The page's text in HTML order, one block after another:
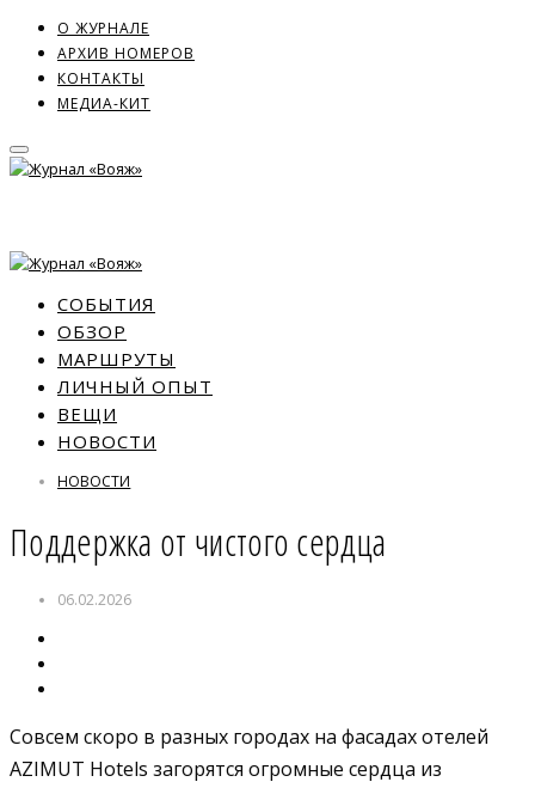
О ЖУРНАЛЕ
АРХИВ НОМЕРОВ
КОНТАКТЫ
МЕДИА-КИТ
СОБЫТИЯ
ОБЗОР
МАРШРУТЫ
ЛИЧНЫЙ ОПЫТ
ВЕЩИ
НОВОСТИ
НОВОСТИ
Поддержка от чистого сердца
06.02.2026
Совсем скоро в разных городах на фасадах отелей
AZIMUT Hotels загорятся огромные сердца из